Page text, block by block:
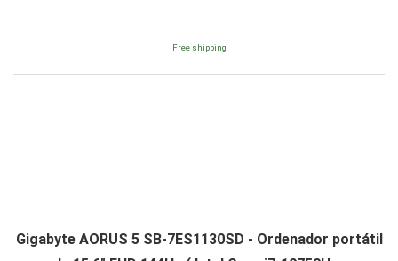
Free shipping
Gigabyte AORUS 5 SB-7ES1130SD - Ordenador portátil